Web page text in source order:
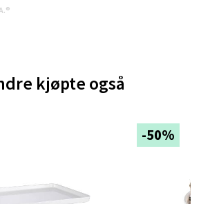
kjøpte også
-50%
Sunndalsvegen 3, 7340 Oppdal
Orkdalsveien 113, 7300